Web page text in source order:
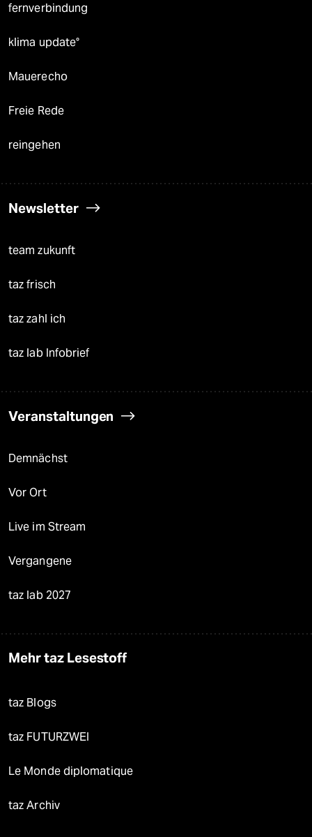
fernverbindung
klima update°
Mauerecho
Freie Rede
reingehen
Newsletter
team zukunft
taz frisch
taz zahl ich
taz lab Infobrief
Veranstaltungen
Demnächst
Vor Ort
Live im Stream
Vergangene
taz lab 2027
Mehr taz Lesestoff
taz Blogs
taz FUTURZWEI
Le Monde diplomatique
taz Archiv